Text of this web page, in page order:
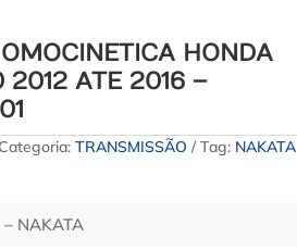
HONDA
2012 ATE 2016 –
TRANSMISSÃO Tag: NAKATA
NAKATA